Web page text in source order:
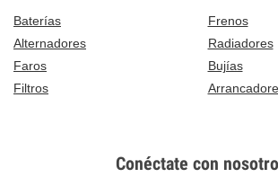
Baterías
Frenos
Alternadores
Radiadores
Faros
Bujías
Filtros
Conéctate con